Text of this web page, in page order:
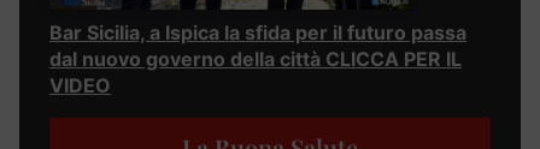
Bar Sicilia, a Ispica la sfida per il futuro passa
dal nuovo governo della città CLICCA PER IL
VIDEO